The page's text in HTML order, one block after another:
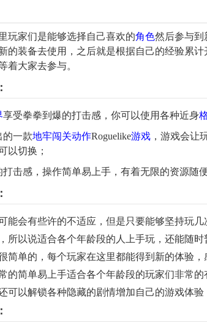
玩家们是能够选择自己喜欢的角色然后参与到
的装备去使用，之后就是根据自己的经验累
着大家去参与。
享受拳拳到爆的打击感，你可以使用各种近身
的一款地牢闯关动作Roguelike游戏 ，游戏会让
以切换；
击感，操作简单易上手，有着无限的资源随
能会有些许的不适应，但是只要能够坚持玩几
所以说适合各个年龄段的人上手玩，还能随
简单的，每个玩家在这里都能得到新的体验
的简单易上手适合各个年龄段的玩家们非常的
可以解锁各种隐藏的剧情增加自己的游戏体验